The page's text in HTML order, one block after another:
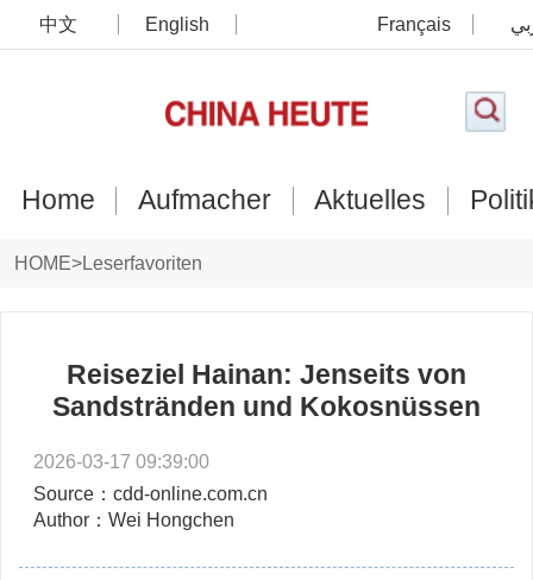
中文 English Français
Home Aufmacher Aktuelles
HOME>Leserfavoriten
Reiseziel Hainan: Jenseits von
Sandstränden und Kokosnüssen
2026-03-17 09:39:00
Source：cdd-online.com.cn
Author：Wei Hongchen